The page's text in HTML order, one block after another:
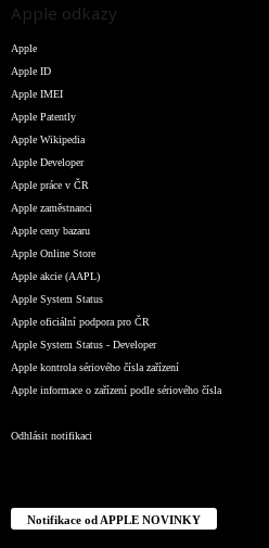
Apple odkazy
Apple
Apple ID
Apple IMEI
Apple Patently
Apple Wikipedia
Apple Developer
Apple práce v ČR
Apple zaměstnanci
Apple ceny bazaru
Apple Online Store
Apple akcie (AAPL)
Apple System Status
Apple oficiální podpora pro ČR
Apple System Status - Developer
Apple kontrola sériového čísla zařízení
Apple informace o zařízení podle sériového čísla
Odhlásit notifikaci
Notifikace od APPLE NOVINKY